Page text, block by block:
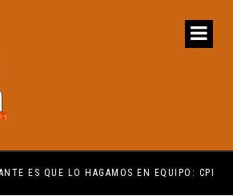
QUE LO HAGAMOS EN EQUIPO: CPL